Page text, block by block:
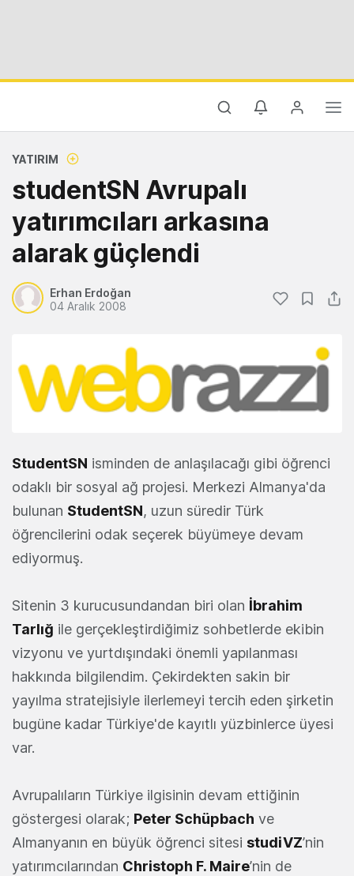
YATIRIM
studentSN Avrupalı
yatırımcıları arkasına
alarak güçlendi
Erhan Erdoğan
04 Aralık 2008
StudentSN isminden de anlaşılacağı gibi öğrenci
odaklı bir sosyal ağ projesi. Merkezi Almanya'da
bulunan StudentSN, uzun süredir Türk
öğrencilerini odak seçerek büyümeye devam
ediyormuş.
Sitenin 3 kurucusundandan biri olan İbrahim
Tarlığ ile gerçekleştirdiğimiz sohbetlerde ekibin
vizyonu ve yurtdışındaki önemli yapılanması
hakkında bilgilendim. Çekirdekten sakin bir
yayılma stratejisiyle ilerlemeyi tercih eden şirketin
bugüne kadar Türkiye'de kayıtlı yüzbinlerce üyesi
var.
Avrupalıların Türkiye ilgisinin devam ettiğinin
göstergesi olarak; Peter Schüpbach ve
Almanyanın en büyük öğrenci sitesi studiVZ’nin
yatırımcılarından Christoph F. Maire’nin de